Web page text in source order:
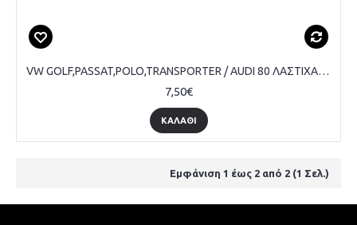
VW GOLF,PASSAT,POLO,TRANSPORTER / AUDI 80 ΛΑΣΤΙΧΑ ΠΕΝΤΑΛ ΓΚΑΖΙΟΥ ΣΕΤ 2 ΤΕΜΑΧΙΩΝ
7,50€
ΚΑΛΆΘΙ
Εμφάνιση 1 έως 2 από 2 (1 Σελ.)